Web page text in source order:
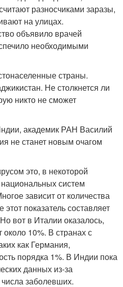
разносчиками заразы,
на улицах.
объявило врачей
необходимыми
страны.
Не столкнется ли
никто не сможет
академик РАН Василий
не станет новым очагом
это, в некоторой
систем
зависит от количества
показатель составляет
вот в Италии оказалось,
около 10%. В странах с
как Германия,
порядка 1%. В Индии пока
данных из-за
заболевших.